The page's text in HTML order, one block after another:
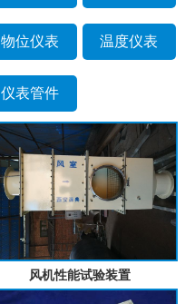
物位仪表 温度仪表
仪表管件
风机性能试验装置